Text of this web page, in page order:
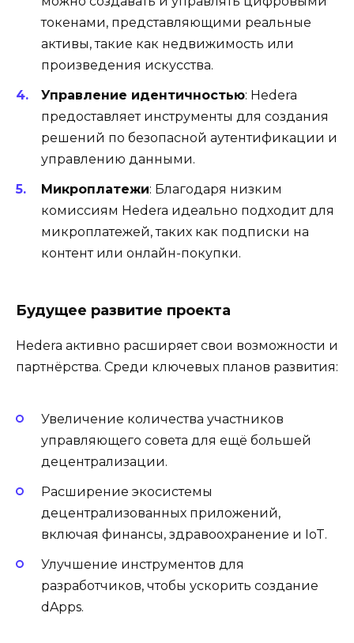
токенами, представляющими реальные
активы, такие как недвижимость или
произведения искусства.
Управление идентичностью: Hedera
предоставляет инструменты для создания
решений по безопасной аутентификации и
управлению данными.
Микроплатежи: Благодаря низким
комиссиям Hedera идеально подходит для
микроплатежей, таких как подписки на
контент или онлайн-покупки.
Будущее развитие проекта
Hedera активно расширяет свои возможности и
партнёрства. Среди ключевых планов развития:
Увеличение количества участников
управляющего совета для ещё большей
децентрализации.
Расширение экосистемы
децентрализованных приложений,
включая финансы, здравоохранение и IoT.
Улучшение инструментов для
разработчиков, чтобы ускорить создание
dApps.